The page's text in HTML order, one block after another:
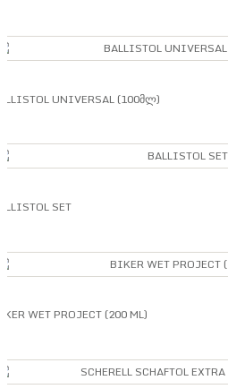
UNIVERSAL (100მლ)
SET
WET PROJECT (200 ML)